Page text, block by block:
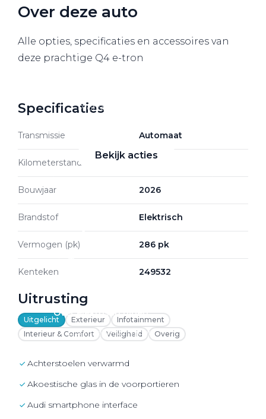
Profiteer van zakelijk
Bekijk acties
Terug
Over elektrisch rijden
Over elektrisch rijden
Shuttel laadoplossingen
Duurzaamheid
Over deze auto
Alle opties, specificaties en accessoires van
deze prachtige Q4 e-tron
Specificaties
Transmissie Automaat
Kilometerstand
Bouwjaar 2026
Brandstof Elektrisch
Vermogen (pk) 286 pk
Kenteken 249532
Uitrusting
Uitgelicht Exterieur
Infotainment
Interieur & Comfort
Veiligheid Overig
achterstoelen verwarmd
Akoestische glas in de voorportieren
Audi smartphone interface